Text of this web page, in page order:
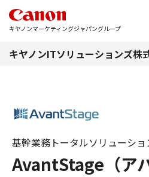
キヤノンマーケティングジャパングループ
キヤノンITソリューションズ株
AvantStage（ア
基幹業務トータルソリューショ